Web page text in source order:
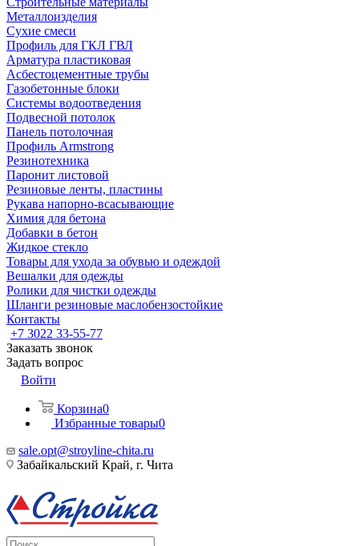
Металлоизделия
Сухие смеси
Профиль для ГКЛ ГВЛ
Арматура пластиковая
Асбестоцементные трубы
Газобетонные блоки
Системы водоотведения
Подвесной потолок
Панель потолочная
Профиль Armstrong
Резинотехника
Паронит листовой
Резиновые ленты, пластины
Рукава напорно-всасывающие
Химия для бетона
Добавки в бетон
Жидкое стекло
Товары для ухода за обувью и одеждой
Вешалки для одежды
Ролики для чистки одежды
Шланги резиновые маслобензостойкие
Контакты
+7 3022 33-55-77
Заказать звонок
Задать вопрос
Войти
Корзина0
Избранные товары0
sale.opt@stroyline-chita.ru
Забайкальский Край, г. Чита